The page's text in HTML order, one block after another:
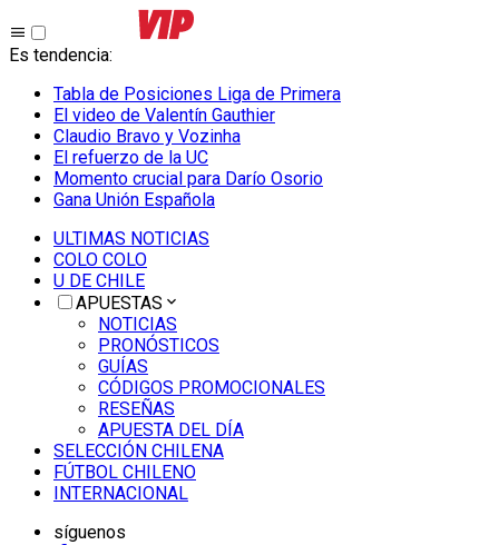
Es tendencia:
Tabla de Posiciones Liga de Primera
El video de Valentín Gauthier
Claudio Bravo y Vozinha
El refuerzo de la UC
Momento crucial para Darío Osorio
Gana Unión Española
ULTIMAS NOTICIAS
COLO COLO
U DE CHILE
APUESTAS
NOTICIAS
PRONÓSTICOS
GUÍAS
CÓDIGOS PROMOCIONALES
RESEÑAS
APUESTA DEL DÍA
SELECCIÓN CHILENA
FÚTBOL CHILENO
INTERNACIONAL
síguenos